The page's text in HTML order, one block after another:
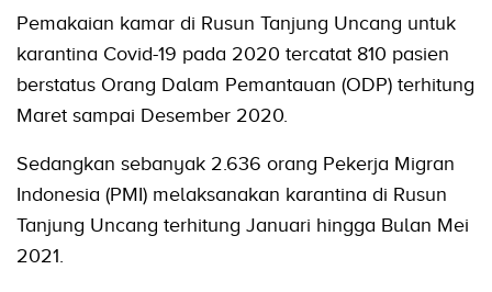
Pemakaian kamar di Rusun Tanjung Uncang untuk
karantina Covid-19 pada 2020 tercatat 810 pasien
berstatus Orang Dalam Pemantauan (ODP) terhitung
Maret sampai Desember 2020.
Sedangkan sebanyak 2.636 orang Pekerja Migran
Indonesia (PMI) melaksanakan karantina di Rusun
Tanjung Uncang terhitung Januari hingga Bulan Mei
2021.